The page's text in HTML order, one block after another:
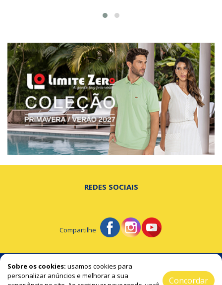
Sobre os cookies: usamos cookies para
personalizar anúncios e melhorar a sua
Concordar
REDES SOCIAIS
Compartilhe
© Portal de Beltrão - A notícia na hora certa!